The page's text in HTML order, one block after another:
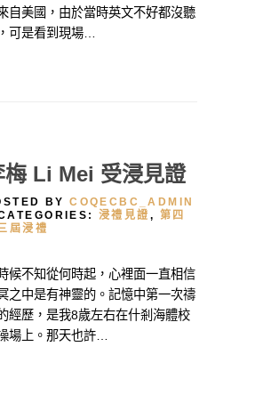
自美國，由於當時英文不好都沒聽
可是看到現場…
梅 Li Mei 受浸見證
BYCOQECBC_ADMIN
浸禮見證, 第四
屆浸禮
候不知從何時起，心裡面一直相信
之中是有神靈的。記憶中第一次禱
經歷，是我8歲左右在什剎海體校
場上。那天也許…